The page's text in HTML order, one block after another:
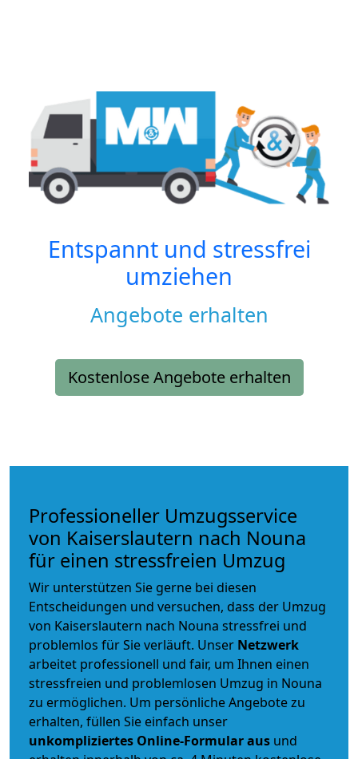
Entspannt und stressfrei
umziehen
Angebote erhalten
Kostenlose Angebote erhalten
Professioneller Umzugsservice
von Kaiserslautern nach Nouna
für einen stressfreien Umzug
Wir unterstützen Sie gerne bei diesen
Entscheidungen und versuchen, dass der Umzug
von Kaiserslautern nach Nouna stressfrei und
problemlos für Sie verläuft. Unser Netzwerk
arbeitet professionell und fair, um Ihnen einen
stressfreien und problemlosen Umzug in Nouna
zu ermöglichen. Um persönliche Angebote zu
erhalten, füllen Sie einfach unser
unkompliziertes Online-Formular aus und